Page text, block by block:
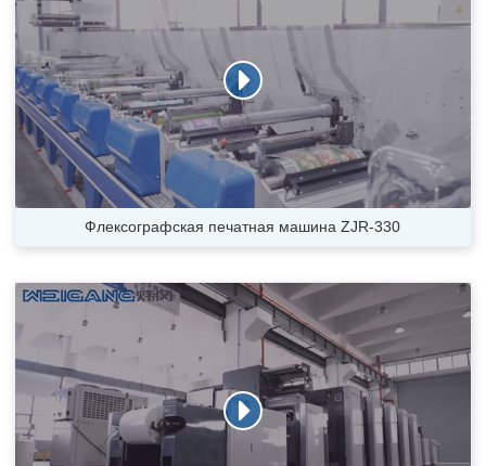
Флексографская печатная машина ZJR-330